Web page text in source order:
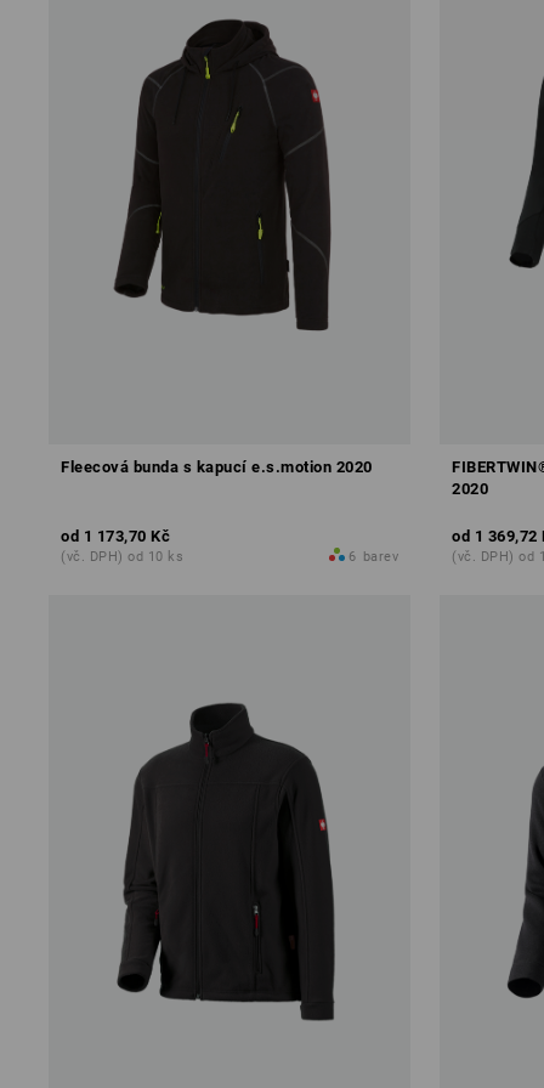
Fleecová bunda s kapucí e.s.motion 2020
od 1 173,70 Kč
(vč. DPH) od 10 ks 6 barev
2020
od 1 369,72
(vč. DPH) od